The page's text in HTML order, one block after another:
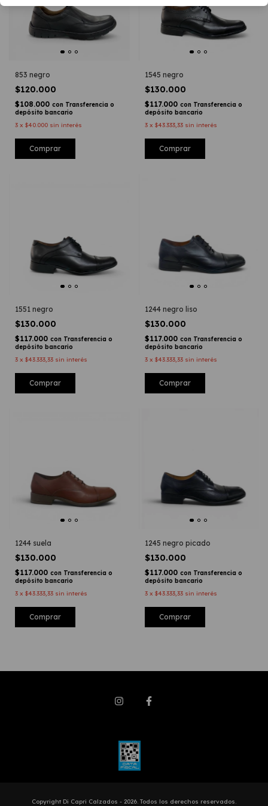
853 negro
$120.000
$108.000 con Transferencia o
depósito bancario
3 x $40.000 sin interés
Comprar
1545 negro
$130.000
$117.000 con Transferencia o
depósito bancario
3 x $43.333,33 sin interés
Comprar
1551 negro
$130.000
$117.000 con Transferencia o
depósito bancario
3 x $43.333,33 sin interés
Comprar
1244 negro liso
$130.000
$117.000 con Transferencia o
depósito bancario
3 x $43.333,33 sin interés
Comprar
1244 suela
$130.000
$117.000 con Transferencia o
depósito bancario
3 x $43.333,33 sin interés
Comprar
1245 negro picado
$130.000
$117.000 con Transferencia o
depósito bancario
3 x $43.333,33 sin interés
Comprar
Copyright Di Capri Calzados - 2026. Todos los derechos reservados.